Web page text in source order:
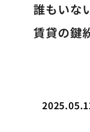
誰もいな
賃貸の鍵